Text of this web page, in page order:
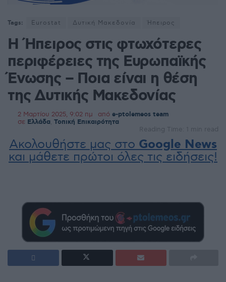
Tags: Eurostat Δυτική Μακεδονία Ήπειρος
Η Ήπειρος στις φτωχότερες
περιφέρειες της Ευρωπαϊκής
Ένωσης – Ποια είναι η θέση
της Δυτικής Μακεδονίας
2 Μαρτίου 2025, 9:02 πμ από e-ptolemeos team
σε Ελλάδα Τοπική Επικαιρότητα
Reading Time: 1 min read
Ακολουθήστε μας στο Google News
και μάθετε πρώτοι όλες τις ειδήσεις!